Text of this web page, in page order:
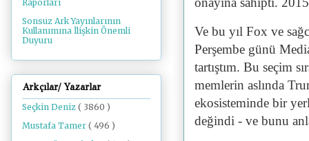
Ve bu yıl Fox ve
Perşembe günü
tartıştım. Bu seçim
memlerin aslında
ekosisteminde bir
değindi - ve bunu
Raporları
Sonsuz Ark Yayınlarının
Kullanımına İlişkin Önemli
Duyuru
Arkçılar/ Yazarlar
Seçkin Deniz ( 3860 )
Mustafa Tamer ( 496 )